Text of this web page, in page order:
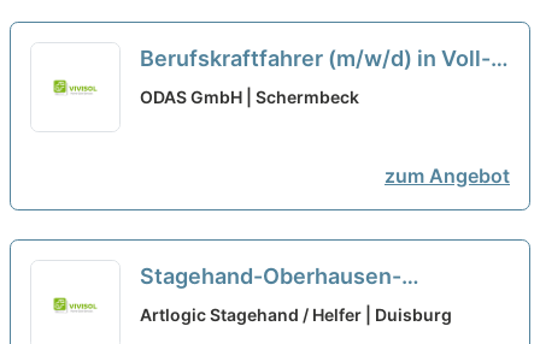
Berufskraftfahrer (m/w/d) in Voll-,
Teilzeit oder als Minijob in Velen
ODAS GmbH | Schermbeck
zum Angebot
Stagehand-Oberhausen-
JobGabelstaplerfahrer-Bonn-
Artlogic Stagehand / Helfer | Duisburg